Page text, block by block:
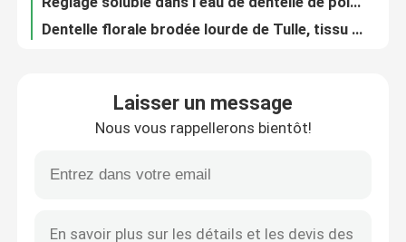
tissu brodé de dentelle
équilibre brodé de dentelle
Laisser un message
Nous vous rappellerons bientôt!